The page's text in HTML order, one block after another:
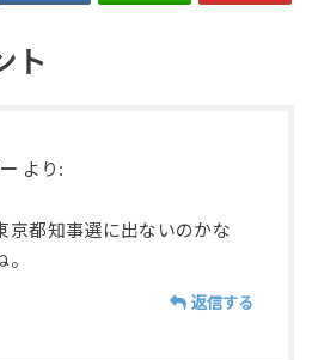
ト
より:
京都知事選に出ないのかな
返信する